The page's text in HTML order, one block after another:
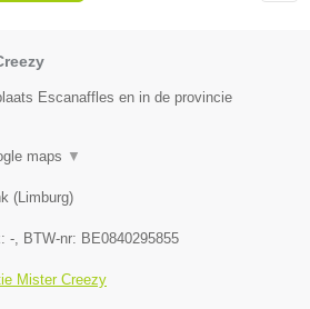
Escanaffles en in de provincie
maps ▼
(Limburg)
-, BTW-nr: BE0840295855
Mister Creezy